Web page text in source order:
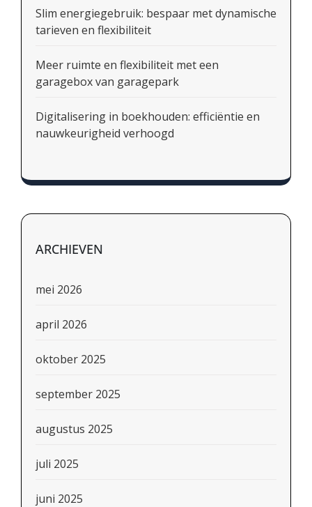
Slim energiegebruik: bespaar met dynamische
tarieven en flexibiliteit
Meer ruimte en flexibiliteit met een
garagebox van garagepark
Digitalisering in boekhouden: efficiëntie en
nauwkeurigheid verhoogd
ARCHIEVEN
mei 2026
april 2026
oktober 2025
september 2025
augustus 2025
juli 2025
juni 2025